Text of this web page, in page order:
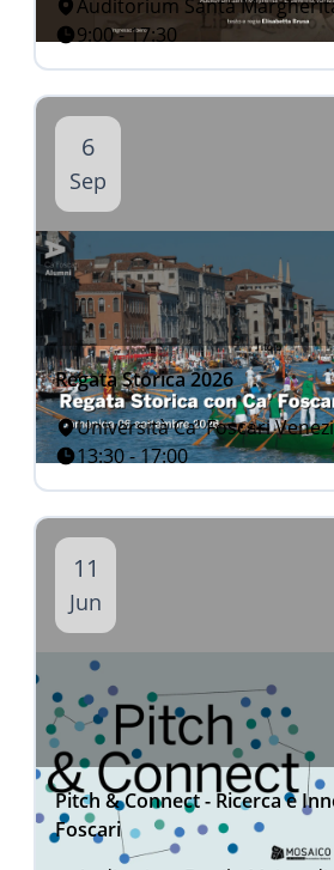
Auditorium Santa
9:00 - 17:30
6
Sep
Regata Storica 2026
Università Ca' Foscari
13:30 - 17:00
11
Jun
Pitch & Connect - Ricerca e
Foscari